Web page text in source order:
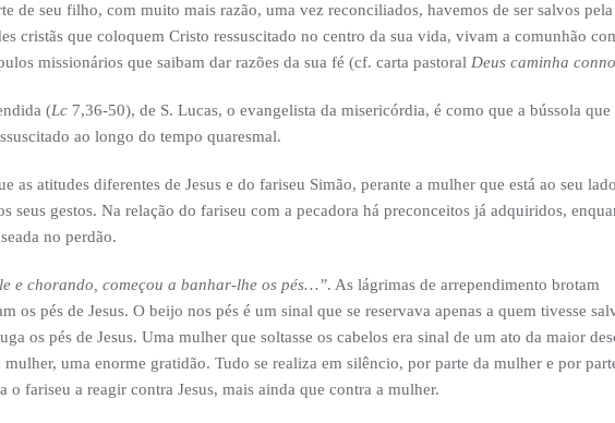
de seu filho, com muito mais razão, uma vez reconciliados, havemos de ser salvos
cristãs que coloquem Cristo ressuscitado no centro da sua vida, vivam a comunhão
missionários que saibam dar razões da sua fé (cf. carta pastoral Deus caminha
(Lc7,36-50), de S. Lucas, o evangelista da misericórdia, é como que a bússola
ao longo do tempo quaresmal.
as atitudes diferentes de Jesus e do fariseu Simão, perante a mulher que está ao seu
seus gestos. Na relação do fariseu com a pecadora há preconceitos já adquiridos,
no perdão.
e chorando, começou a banhar-lhe os pés…”. As lágrimas de arrependimento brotam
os pés de Jesus. O beijo nos pés é um sinal que se reservava apenas a quem tivesse
os pés de Jesus. Uma mulher que soltasse os cabelos era sinal de um ato da maior
uma enorme gratidão. Tudo se realiza em silêncio, por parte da mulher e por
o fariseu a reagir contra Jesus, mais ainda que contra a mulher.